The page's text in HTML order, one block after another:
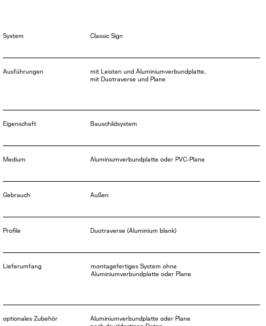
System Classic Sign
Bauschildsystem
Eigenschaft
Medium Aluminiumverbundplatte oder PVC-Plane
Gebrauch
Proﬁle
Lieferumfang
optionales Zubehör
Außen
Duotraverse (Aluminium blank)
montagefertiges System ohne
Aluminiumverbundplatte oder Plane
Aluminiumverbundplatte oder Plane
Ausführungen
mit Leisten und Aluminiumverbundplatte,
mit Duotraverse und Plane